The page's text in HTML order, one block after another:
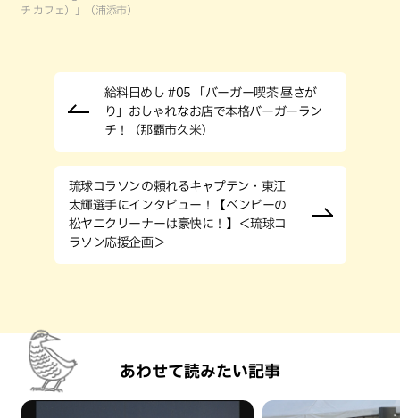
チ カフェ）」（浦添市）
給料日めし #05 「バーガー喫茶 昼さが
り」おしゃれなお店で本格バーガーラン
チ！（那覇市久米）
琉球コラソンの頼れるキャプテン・東江
太輝選手にインタビュー！【ベンビーの
松ヤニクリーナーは豪快に！】＜琉球コ
ラソン応援企画＞
あわせて読みたい記事